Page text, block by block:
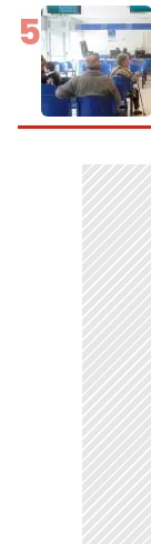
5